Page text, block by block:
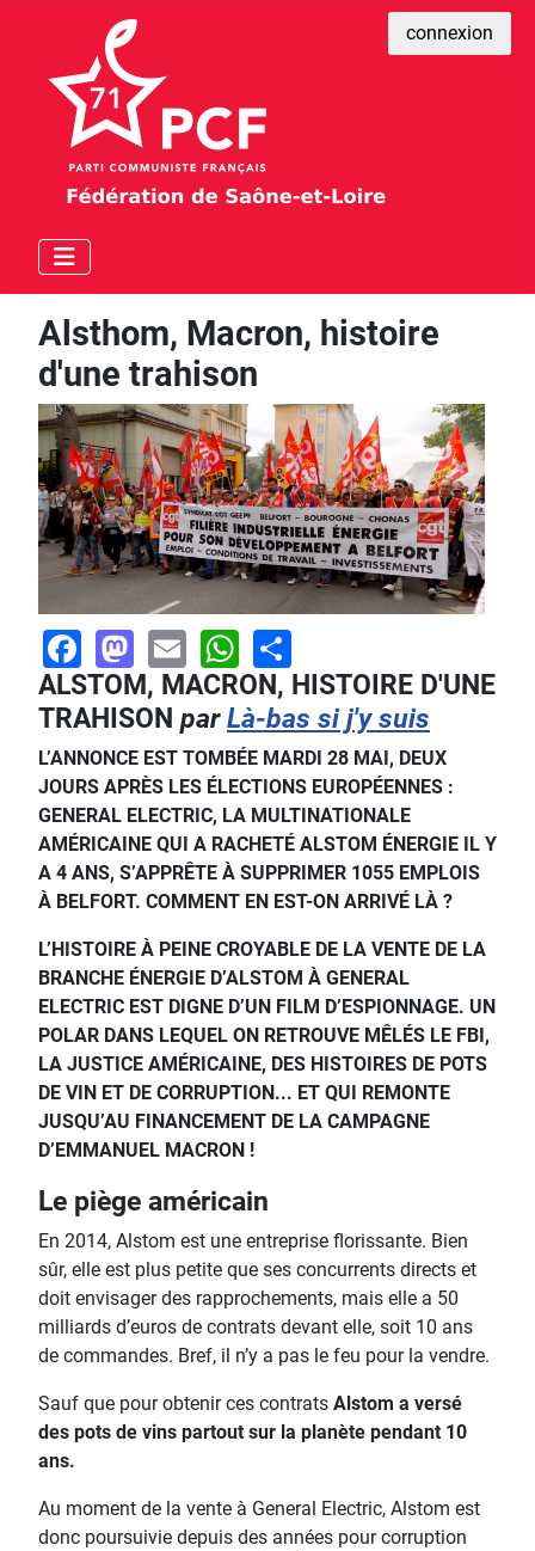
connexion
Alsthom, Macron, histoire
d'une trahison
Facebook
Mastodon
EmailWhatsApp
ALSTOM, MACRON, HISTOIRE D'UNE
TRAHISON parLà-bas si j'y suis
L’ANNONCE EST TOMBÉE MARDI 28 MAI, DEUX
JOURS APRÈS LES ÉLECTIONS EUROPÉENNES :
GENERAL ELECTRIC, LA MULTINATIONALE
AMÉRICAINE QUI A RACHETÉ ALSTOM ÉNERGIE IL Y
A 4 ANS, S’APPRÊTE À SUPPRIMER 1055 EMPLOIS
À BELFORT. COMMENT EN EST-ON ARRIVÉ LÀ ?
L’HISTOIRE À PEINE CROYABLE DE LA VENTE DE LA
BRANCHE ÉNERGIE D’ALSTOM À GENERAL
ELECTRIC EST DIGNE D’UN FILM D’ESPIONNAGE. UN
POLAR DANS LEQUEL ON RETROUVE MÊLÉS LE FBI,
LA JUSTICE AMÉRICAINE, DES HISTOIRES DE POTS
DE VIN ET DE CORRUPTION... ET QUI REMONTE
JUSQU’AU FINANCEMENT DE LA CAMPAGNE
D’EMMANUEL MACRON !
Le piège américain
En 2014, Alstom est une entreprise florissante. Bien
sûr, elle est plus petite que ses concurrents directs et
doit envisager des rapprochements, mais elle a 50
milliards d’euros de contrats devant elle, soit 10 ans
de commandes. Bref, il n’y a pas le feu pour la vendre.
Sauf que pour obtenir ces contrats Alstom a versé
des pots de vins partout sur la planète pendant 10
ans.
Au moment de la vente à General Electric, Alstom est
donc poursuivie depuis des années pour corruption